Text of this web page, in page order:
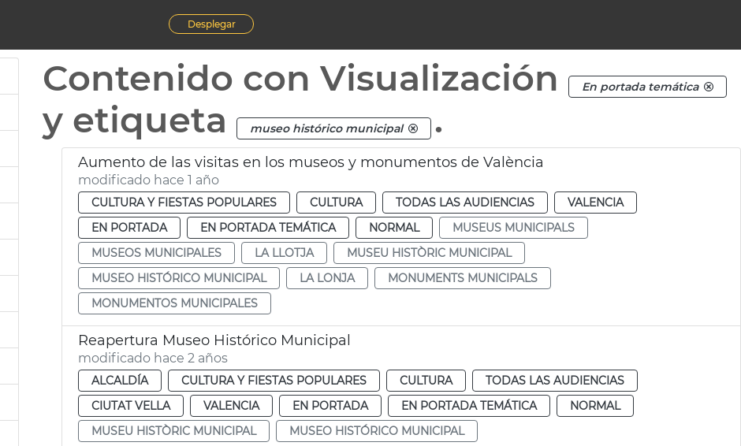
Desplegar
Contenido con Visualización En portada temática
y etiqueta museo histórico municipal .
Aumento de las visitas en los museos y monumentos de València
modificado hace 1 año
CULTURA Y FIESTAS POPULARES CULTURA TODAS LAS AUDIENCIAS
VALENCIA
EN PORTADA
EN PORTADA TEMÁTICA NORMAL
MUSEUS MUNICIPALS
MUSEOS MUNICIPALES
LA LLOTJA
MUSEU HISTÒRIC MUNICIPAL
MUSEO HISTÓRICO MUNICIPAL
LA LONJA
MONUMENTS MUNICIPALS
MONUMENTOS MUNICIPALES
Reapertura Museo Histórico Municipal
modificado hace 2 años
ALCALDÍA CULTURA Y FIESTAS POPULARES CULTURA
TODAS LAS AUDIENCIAS
CIUTAT VELLA
VALENCIA EN PORTADA EN PORTADA TEMÁTICA
NORMAL
MUSEU HISTÒRIC MUNICIPAL
MUSEO HISTÓRICO MUNICIPAL